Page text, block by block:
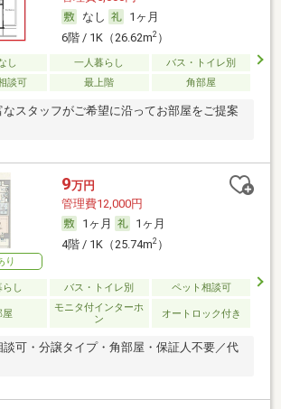
なし
1ヶ月
6階 / 1K（26.62m2）
し 一人暮らし
バス・トイレ別
談可
最上階 角部屋
なスタッフがご希望に沿ってお部屋をご提案
り
9万円
管理費12,000円
1ヶ月
1ヶ月
4階 / 1K（25.74m2）
し バス・トイレ別 ペット相談可
屋
モニタ付インターホ
ン
オートロック付き
談可・分譲タイプ・角部屋・保証人不要／代